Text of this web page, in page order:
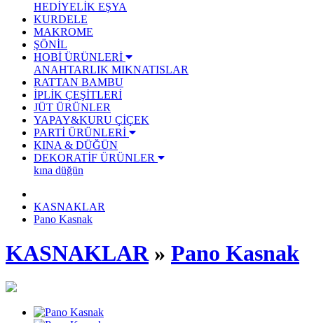
HEDİYELİK EŞYA
KURDELE
MAKROME
ŞÖNİL
HOBİ ÜRÜNLERİ
ANAHTARLIK MIKNATISLAR
RATTAN BAMBU
İPLİK ÇEŞİTLERİ
JÜT ÜRÜNLER
YAPAY&KURU ÇİÇEK
PARTİ ÜRÜNLERİ
KINA & DÜĞÜN
DEKORATİF ÜRÜNLER
kına düğün
KASNAKLAR
Pano Kasnak
KASNAKLAR » Pano Kasnak